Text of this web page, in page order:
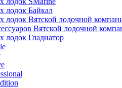
лодок Байкал
лодок Вятской лодочной
Вятской лодочной
лодок Гладиатор